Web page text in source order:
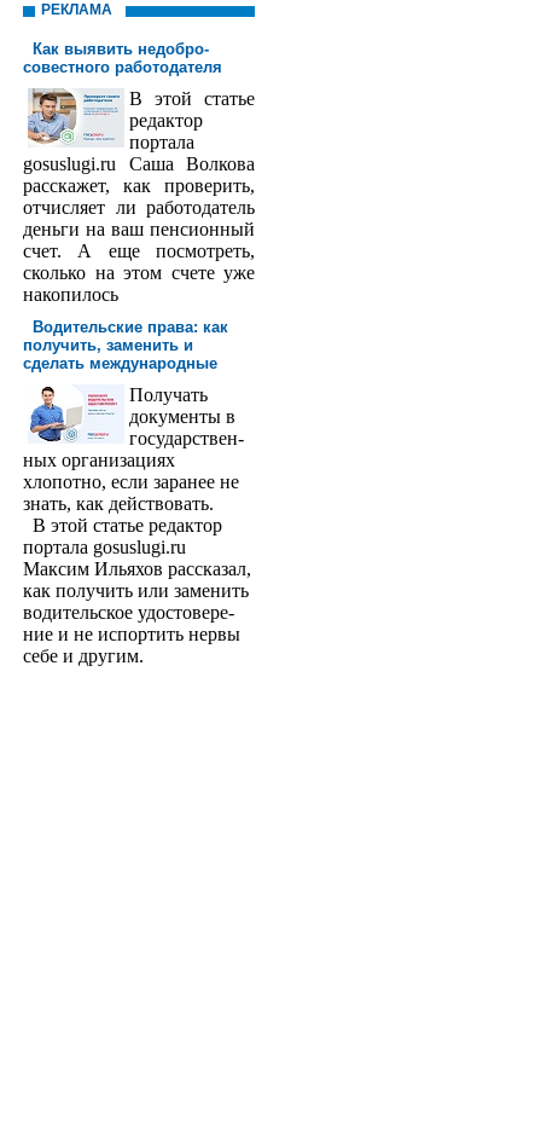
РЕКЛАМА
Как выявить недобро­
совестного работодателя
В этой статье
редактор
порта­ла
gosuslugi.ru Саша Волкова
расскажет, как проверить,
отчисляет ли работодатель
деньги на ваш пенсионный
счет. А еще посмотреть,
сколько на этом счете уже
накопилось
Водительские права: как
получить, заменить и
сделать международ­ные
Получать
доку­менты в
государствен­
ных организациях
хлопотно, если заранее не
знать, как действовать.
В этой статье редактор
портала gosuslugi.ru
Максим Ильяхов рассказал,
как получить или заменить
водительское удостовере­
ние и не испортить нервы
себе и другим.